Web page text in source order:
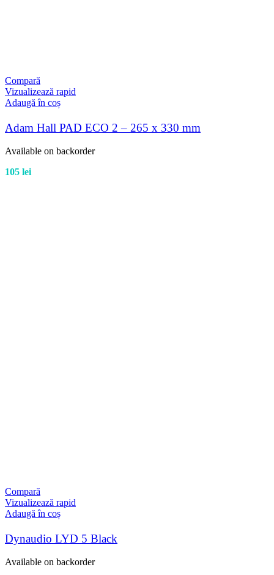
Compară
Vizualizează rapid
Adaugă în coș
Adam Hall PAD ECO 2 – 265 x 330 mm
Available on backorder
105 lei
Compară
Vizualizează rapid
Adaugă în coș
Dynaudio LYD 5 Black
Available on backorder